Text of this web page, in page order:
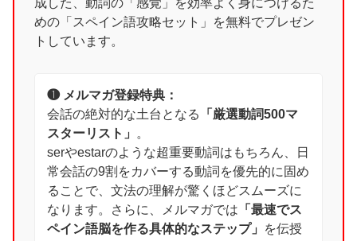
めの「スペイン語攻略セット」を無料でプレゼン
トしています。
❶ メルマガ登録特典：
会話の絶対的な土台となる
「厳選動詞500マ
スターリスト」 。
serやestarのような超重要動詞はもちろん、日
常会話の9割をカバーする動詞を優先的に固め
ることで、文法の理解が驚くほどスムーズに
なります。さらに、メルマガでは 「最速でス
ペイン語脳を作る具体的なステップ」
を伝授